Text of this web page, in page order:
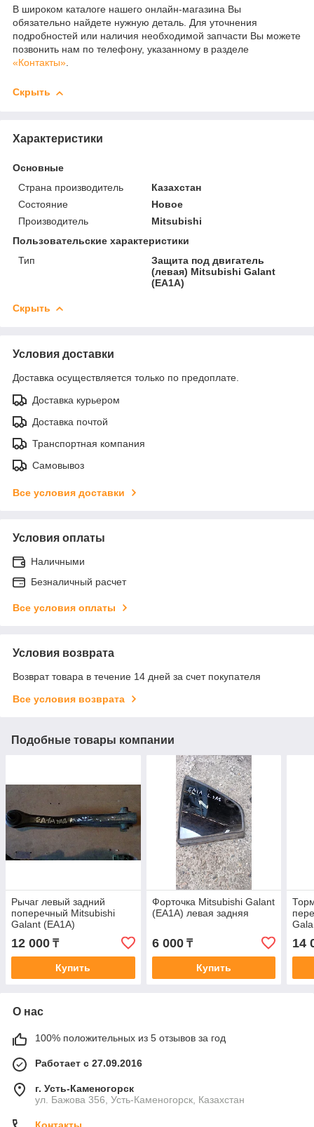
В широком каталоге нашего онлайн-магазина Вы
обязательно найдете нужную деталь. Для уточнения
подробностей или наличия необходимой запчасти Вы можете
позвонить нам по телефону, указанному в разделе
«Контакты».
Скрыть
Характеристики
Основные
Страна производитель
Казахстан
Состояние
Новое
Производитель
Mitsubishi
Пользовательские характеристики
Тип
Защита под двигатель
(левая) Mitsubishi Galant
(EA1A)
Скрыть
Условия доставки
Доставка осуществляется только по предоплате.
Доставка курьером
Доставка почтой
Транспортная компания
Самовывоз
Все условия доставки
Условия оплаты
Наличными
Безналичный расчет
Все условия оплаты
Условия возврата
Возврат товара в течение 14 дней за счет покупателя
Все условия возврата
Подобные товары компании
Рычаг левый задний
поперечный Mitsubishi
Galant (EA1A)
12 000 ₸
Купить
Форточка Mitsubishi Galant
(EA1A) левая задняя
6 000₸
Купить
14
О нас
100% положительных из 5 отзывов за год
Работает с 27.09.2016
г. Усть-Каменогорск
ул. Бажова 356, Усть-Каменогорск, Казахстан